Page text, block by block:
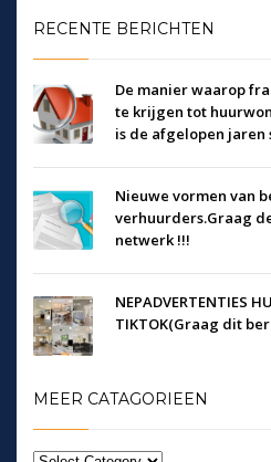
RECENTE BERICHTEN
De manier waarop
te krijgen tot
is de afgelopen
Nieuwe vormen van
verhuurders.Graag
netwerk !!!
NEPADVERTENTIES
TIKTOK(Graag dit
MEER CATAGORIEEN